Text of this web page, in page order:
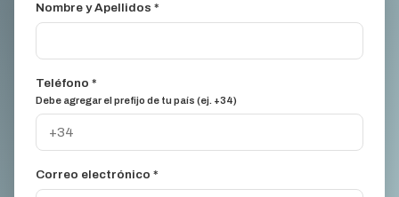
Nombre y Apellidos *
Teléfono *
Debe agregar el prefijo de tu país (ej. +34)
Correo electrónico *